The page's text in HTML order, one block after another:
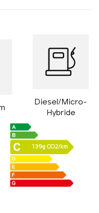
Diesel/Micro-
Hybride
139g CO2/km